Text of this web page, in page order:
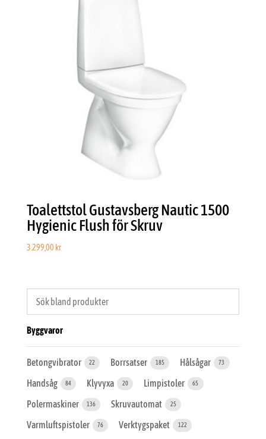
Toalettstol Gustavsberg Nautic 1500
Hygienic Flush för Skruv
3.299,00 kr
Byggvaror
Betongvibrator 22 Borrsatser 185 Hålsågar 73
Handsåg 84 Klyvyxa 20 Limpistoler 65
Polermaskiner 136 Skruvautomat 25
Varmluftspistoler 76 Verktygspaket 122